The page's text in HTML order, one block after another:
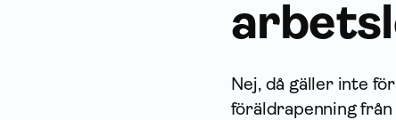
Nej, då gäller inte
föräldrapenning från